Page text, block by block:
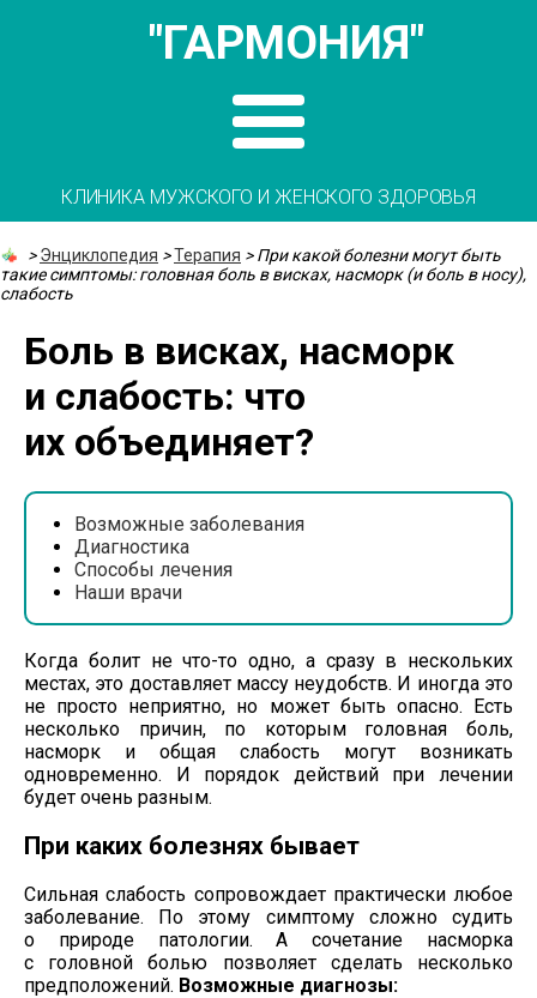
"ГАРМОНИЯ"
КЛИНИКА МУЖСКОГО И ЖЕНСКОГО ЗДОРОВЬЯ
>Энциклопедия >Терапия >При какой болезни могут быть
такие симптомы: головная боль в висках, насморк (и боль в носу),
слабость
Боль в висках, насморк
и слабость: что
их объединяет?
Возможные заболевания
Диагностика
Способы лечения
Наши врачи
Когда болит нечто-то одно, а сразу в нескольких
местах, это доставляет массу неудобств. И иногда это
не просто неприятно, но может быть опасно. Есть
несколько причин, по которым головная боль,
насморк и общая слабость могут возникать
одновременно. И порядок действий при лечении
будет очень разным.
При каких болезнях бывает
Сильная слабость сопровождает практически любое
заболевание. По этому симптому сложно судить
о природе патологии. А сочетание насморка
с головной болью позволяет сделать несколько
предположений. Возможные диагнозы: